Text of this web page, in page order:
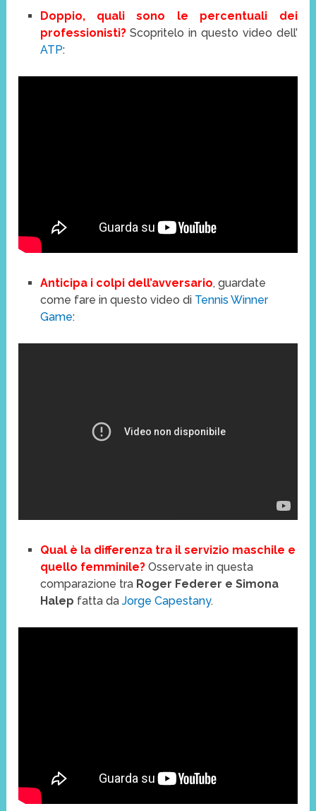
Doppio, quali sono le percentuali dei
professionisti? Scopritelo in questo video dell’
ATP:
Anticipa i colpi dell’avversario, guardate
come fare in questo video di Tennis Winner
Game:
Qual è la differenza tra il servizio maschile e
quello femminile?Osservate in questa
comparazione tra Roger Federer e Simona
Halep fatta daJorge Capestany.